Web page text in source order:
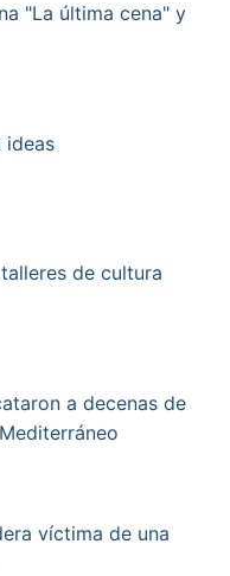
"La última cena" y
ideas
de cultura
a decenas de
víctima de una